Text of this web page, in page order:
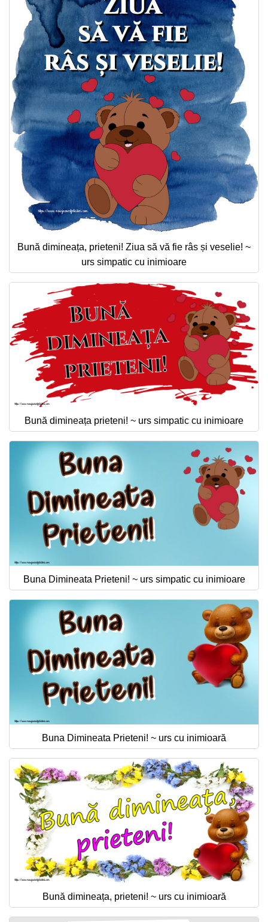
Bună dimineața, prieteni! Ziua să vă fie râs și veselie! ~
urs simpatic cu inimioare
Bună dimineața prieteni! ~ urs simpatic cu inimioare
Buna Dimineata Prieteni! ~ urs simpatic cu inimioare
Buna Dimineata Prieteni! ~ urs cu inimioară
Bună dimineața, prieteni! ~ urs cu inimioară